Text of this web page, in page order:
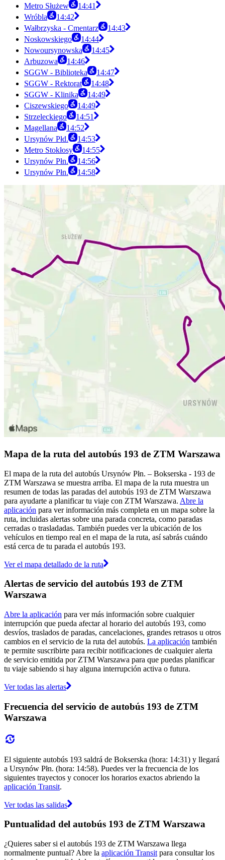
Metro Służew
14:41
Wróbla
14:42
Wałbrzyska - Cmentarz
14:43
Noskowskiego
14:44
Nowoursynowska
14:45
Arbuzowa
14:46
SGGW - Biblioteka
14:47
SGGW - Rektorat
14:48
SGGW - Klinika
14:49
Ciszewskiego
14:49
Strzeleckiego
14:51
Magellana
14:52
Ursynów Płd.
14:53
Metro Stokłosy
14:55
Ursynów Płn.
14:56
Ursynów Płn.
14:58
Mapa de la ruta del autobús 193 de ZTM Warszawa
El mapa de la ruta del autobús Ursynów Płn. – Bokserska - 193 de
ZTM Warszawa se muestra arriba. El mapa de la ruta muestra un
resumen de todas las paradas del autobús 193 de ZTM Warszawa
para ayudarte a planificar tu viaje con ZTM Warszawa. Abre la
aplicación para ver información más completa en un mapa sobre la
ruta, incluidas alertas sobre una parada concreta, como paradas
cerradas o trasladadas. También puedes ver la ubicación de los
vehículos en tiempo real en el mapa de la ruta, así sabrás cuándo
está cerca de tu parada el autobús 193.
Ver el mapa detallado de la ruta
Alertas de servicio del autobús 193 de ZTM
Warszawa
Abre la aplicación para ver más información sobre cualquier
interrupción que pueda afectar al horario del autobús 193, como
desvíos, traslados de paradas, cancelaciones, grandes retrasos u otros
cambios en el servicio de la ruta del autobús. La aplicación también
te permite suscribirte para recibir notificaciones de cualquier alerta
de servicio emitida por ZTM Warszawa para que puedas planificar
tu viaje sabiendo si hay alguna interrupción activa o futura.
Ver todas las alertas
Frecuencia del servicio de autobús 193 de ZTM
Warszawa
El siguiente autobús 193 saldrá de Bokserska (hora: 14:31) y llegará
a Ursynów Płn. (hora: 14:58). Puedes ver la frecuencia de los
siguientes trayectos y conocer los horarios exactos abriendo la
aplicación Transit.
Ver todas las salidas
Puntualidad del autobús 193 de ZTM Warszawa
¿Quieres saber si el autobús 193 de ZTM Warszawa llega
normalmente puntual? Abre la aplicación Transit para consultar los